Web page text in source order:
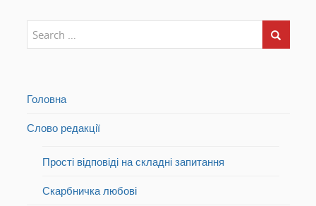
Головна
Слово редакції
Прості відповіді на складні запитання
Скарбничка любові